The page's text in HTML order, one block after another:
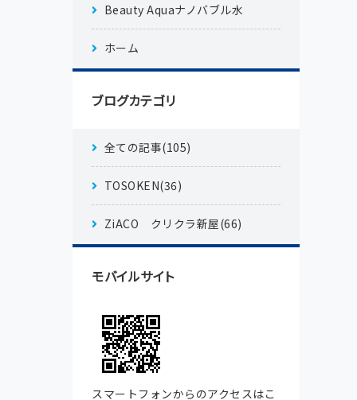
Beauty Aquaナノバブル水
ホーム
ブログカテゴリ
全ての記事(105)
TOSOKEN(36)
ZiACO クリクラ新屋(66)
モバイルサイト
スマートフォンからのアクセスはこ